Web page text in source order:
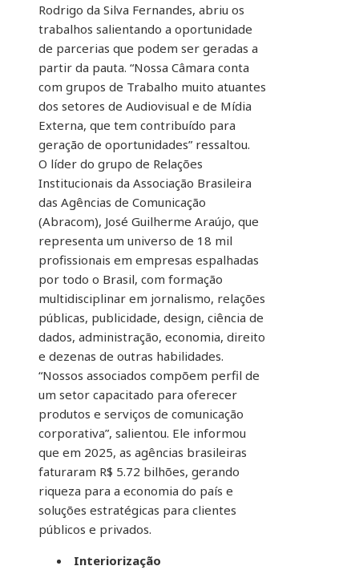
Rodrigo da Silva Fernandes, abriu os
trabalhos salientando a oportunidade
de parcerias que podem ser geradas a
partir da pauta. “Nossa Câmara conta
com grupos de Trabalho muito atuantes
dos setores de Audiovisual e de Mídia
Externa, que tem contribuído para
geração de oportunidades” ressaltou.
O líder do grupo de Relações
Institucionais da Associação Brasileira
das Agências de Comunicação
(Abracom), José Guilherme Araújo, que
representa um universo de 18 mil
profissionais em empresas espalhadas
por todo o Brasil, com formação
multidisciplinar em jornalismo, relações
públicas, publicidade, design, ciência de
dados, administração, economia, direito
e dezenas de outras habilidades.
“Nossos associados compõem perfil de
um setor capacitado para oferecer
produtos e serviços de comunicação
corporativa”, salientou. Ele informou
que em 2025, as agências brasileiras
faturaram R$ 5.72 bilhões, gerando
riqueza para a economia do país e
soluções estratégicas para clientes
públicos e privados.
Interiorização